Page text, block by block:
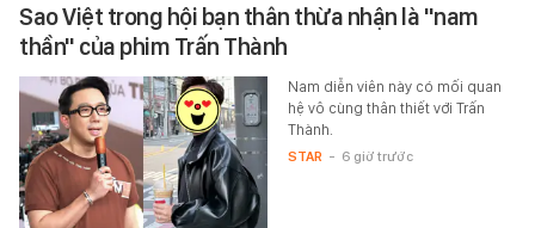
Sao Việt trong hội bạn thân thừa nhận là "nam
thần" của phim Trấn Thành
Nam diễn viên này có mối quan
hệ vô cùng thân thiết với Trấn
Thành.
STAR - 6 giờ trước